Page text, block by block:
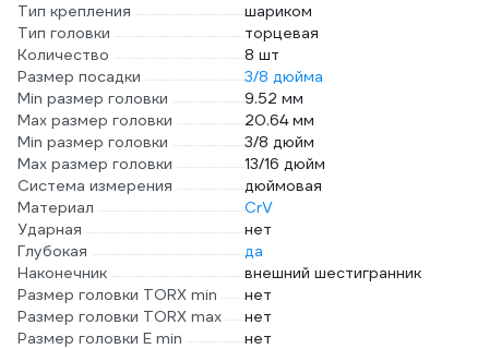
Тип крепления
шариком
Тип головки
торцевая
Количество
8 шт
Размер посадки
3/8 дюйма
Min размер головки
9.52 мм
Max размер головки
20.64 мм
Min размер головки
3/8 дюйм
Max размер головки
13/16 дюйм
Система измерения
дюймовая
Материал
CrV
Ударная
нет
Глубокая
да
Наконечник
внешний шестигранник
Размер головки TORX min
нет
Размер головки TORX max
нет
Размер головки E min
нет